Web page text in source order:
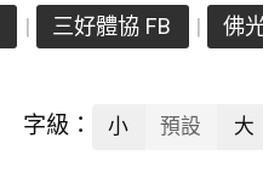
三好體協 FB 佛
字級： 小 預設 大